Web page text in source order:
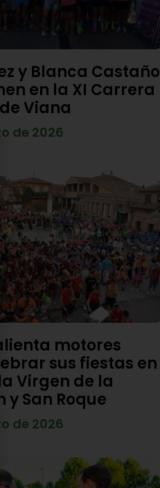
y Blanca Castaño
en la XI Carrera
Viana
de 2026
motores
sus fiestas en
Virgen de la
y San Roque
de 2026